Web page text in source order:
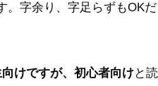
。字余り、字足らずもOKだ
けですが、初心者向けと読